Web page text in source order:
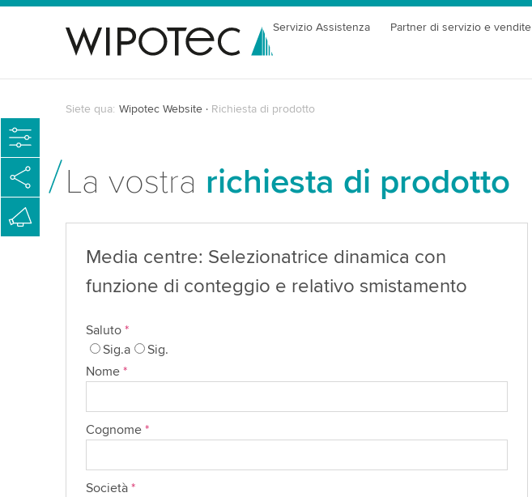
Servizio Assistenza Partner di servizio e vendite
Siete qua: Wipotec Website Richiesta di prodotto
La vostra richiesta di prodotto
Media centre: Selezionatrice dinamica con
funzione di conteggio e relativo smistamento
Saluto *
Sig.a
Sig.
Nome *
Cognome *
Società *